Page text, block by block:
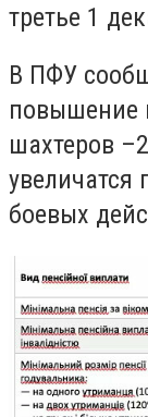
третье 1
В ПФУ
повышение
шахтеров
увеличатся
боевых